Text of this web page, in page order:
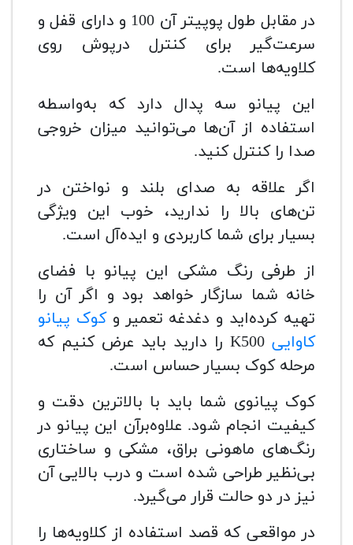
در مقابل طول پوپیتر آن 100 و دارای قفل و
سرعت‌گیر برای کنترل درپوش روی
کلاویه‌ها است.
این پیانو سه پدال دارد که به‌واسطه
استفاده از آن‌ها می‌توانید میزان خروجی
صدا را کنترل کنید.
اگر علاقه به صدای بلند و نواختن در
تن‌های بالا را ندارید، خوب این ویژگی
بسیار برای شما کاربردی و ایده‌آل است.
از طرفی رنگ مشکی این پیانو با فضای
خانه شما سازگار خواهد بود و اگر آن را
تهیه کرده‌اید و دغدغه تعمیر وکوک پیانو
کاوایی
K500 را دارید باید عرض کنیم که
مرحله کوک بسیار حساس است.
کوک پیانوی شما باید با بالاترین دقت و
کیفیت انجام شود. علاوه‌برآن این پیانو در
رنگ‌های ماهونی براق، مشکی و ساختاری
بی‌نظیر طراحی شده است و درب بالایی آن
نیز در دو حالت قرار می‌گیرد.
در مواقعی که قصد استفاده از کلاویه‌ها را